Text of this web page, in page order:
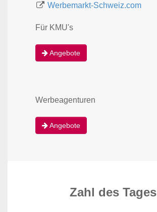
Werbemarkt-Schweiz.com
Für KMU's
Angebote
Werbe­agenturen
Angebote
Zahl des Tages